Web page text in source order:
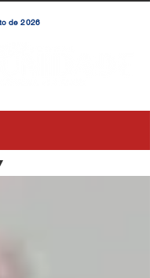
de 2026